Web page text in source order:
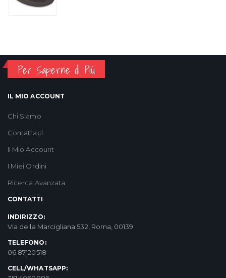
Per Saperne di Più
IL MIO ACCOUNT
Chi Siamo
Contattaci
Il Mio Account
I Miei Ordini
Ricerca Avanzata
CONTATTI
INDIRIZZO:
Via della Marcigliana 532, Roma, 00139
TELEFONO:
06 87120518
CELL/WHATSAPP: